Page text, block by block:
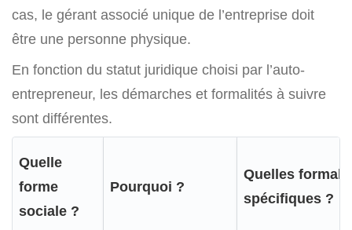
cas, le gérant associé unique de l’entreprise doit
être une personne physique.
En fonction du statut juridique choisi par l’auto-
entrepreneur, les démarches et formalités à suivre
sont différentes.
Quelle
forme
sociale ?
Pourquoi ?
Quelles
spécifiques ?